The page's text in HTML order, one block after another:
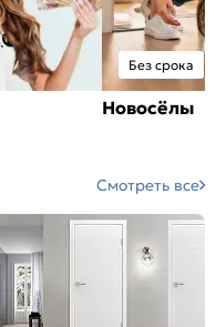
Без срока
Новосёлы
Смотреть все